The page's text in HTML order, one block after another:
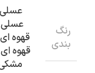
رنگ
بندی
عسلی
عسلی
قهوه
قهوه